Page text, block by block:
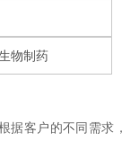
物制药
据客户的不同需求，